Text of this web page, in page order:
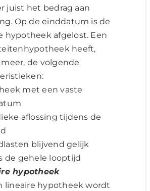
juist het bedrag aan
Op de einddatum is de
hypotheek afgelost. Een
heeft,
de volgende
met een vaste
aflossing tijdens de
blijvend gelijk
de gehele looptijd
hypotheek
lineaire hypotheek wordt